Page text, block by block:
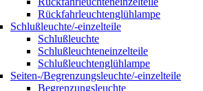
Rückfahrleuchtenglühlampe
Schlußleuchte/-einzelteile
Schlußleuchte
Schlußleuchteneinzelteile
Schlußleuchtenglühlampe
Seiten-/Begrenzungsleuchte/-einzelteile
Begrenzungsleuchte